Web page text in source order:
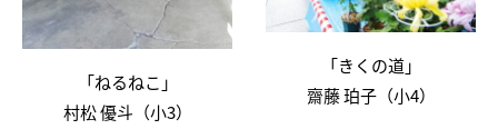
「ねるねこ」
村松 優斗（小3）
「きくの道」
齋藤 珀子（小4）